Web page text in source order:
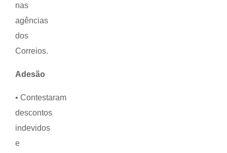
nas
agências
dos
Correios.
Adesão
• Contestaram
descontos
indevidos
e